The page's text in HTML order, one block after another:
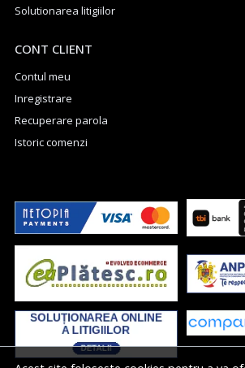
Solutionarea litigiilor
CONT CLIENT
Contul meu
Inregistrare
Recuperare parola
Istoric comenzi